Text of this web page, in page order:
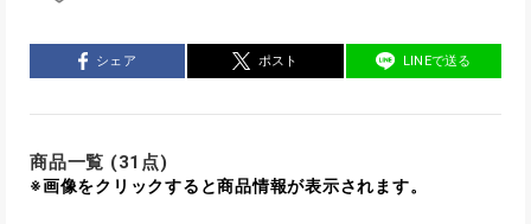
シェア ポスト LINEで送る
商品一覧 (31点)
※画像をクリックすると商品情報が表示されます。